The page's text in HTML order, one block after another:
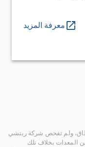
معرفة المزيد
ولم تفحص شركة ريتشي
المعدات بخلاف تلك